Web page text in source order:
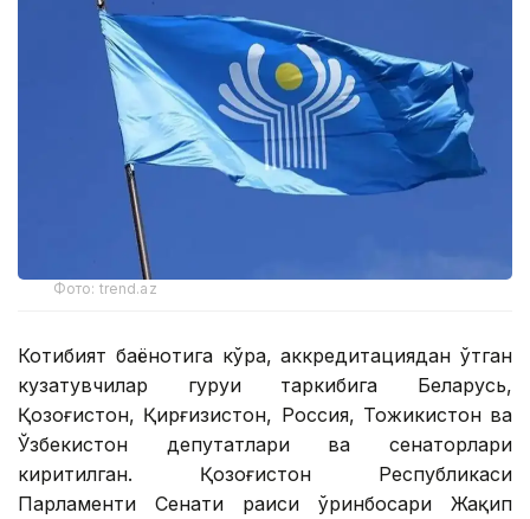
Фото: trend.az
Котибият баёнотига кўра, аккредитациядан ўтган
кузатувчилар гуруҳи таркибига Беларусь,
Қозоғистон, Қирғизистон, Россия, Тожикистон ва
Ўзбекистон депутатлари ва сенаторлари
киритилган. Қозоғистон Республикаси
Парламенти Сенати раиси ўринбосари Жақип